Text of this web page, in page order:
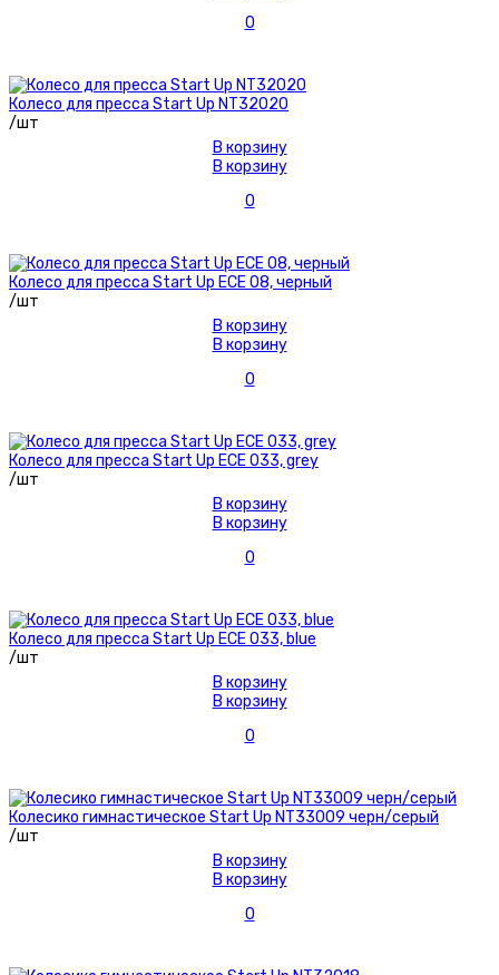
0
Колесо для пресса Start Up NT32020
/шт
В корзину
В корзину
0
Колесо для пресса Start Up ECE 08, черный
/шт
В корзину
В корзину
0
Колесо для пресса Start Up ECE 033, grey
/шт
В корзину
В корзину
0
Колесо для пресса Start Up ECE 033, blue
/шт
В корзину
В корзину
0
Колесико гимнастическое Start Up NT33009 черн/серый
/шт
В корзину
В корзину
0